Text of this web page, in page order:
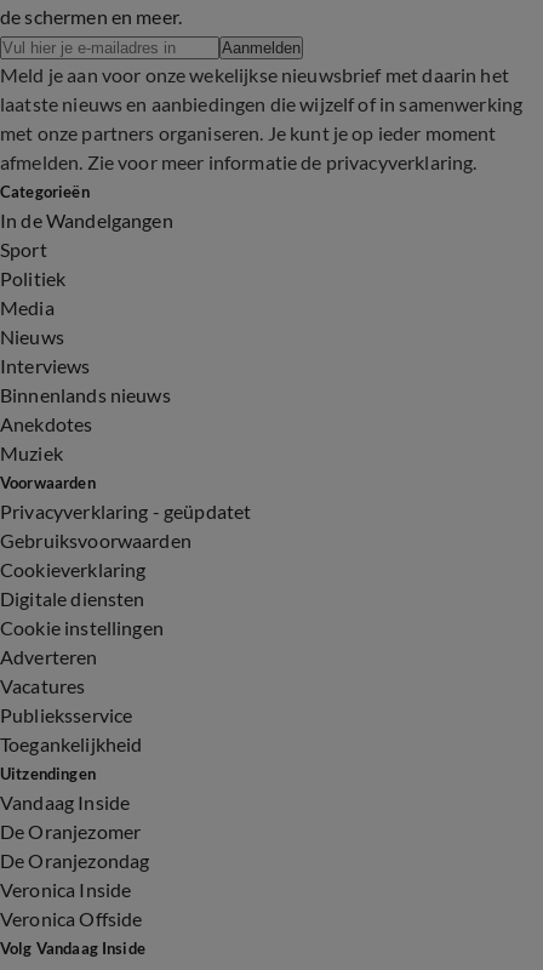
de schermen en meer.
Aanmelden
Meld je aan voor onze wekelijkse nieuwsbrief met daarin het
laatste nieuws en aanbiedingen die wijzelf of in samenwerking
met onze partners organiseren. Je kunt je op ieder moment
afmelden. Zie voor meer informatie de privacyverklaring.
Categorieën
In de Wandelgangen
Sport
Politiek
Media
Nieuws
Interviews
Binnenlands nieuws
Anekdotes
Muziek
Voorwaarden
Privacyverklaring - geüpdatet
Gebruiksvoorwaarden
Cookieverklaring
Digitale diensten
Cookie instellingen
Adverteren
Vacatures
Publieksservice
Toegankelijkheid
Uitzendingen
Vandaag Inside
De Oranjezomer
De Oranjezondag
Veronica Inside
Veronica Offside
Volg Vandaag Inside